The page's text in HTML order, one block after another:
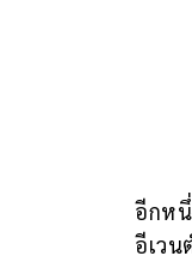
อีกหนึ่
อีเวน